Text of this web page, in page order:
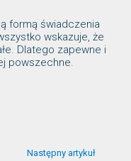
formą świadczenia
wskazuje, że
Dlatego zapewne i
powszechne.
Następny artykuł